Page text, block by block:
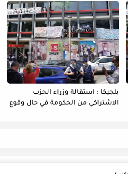
بلجيكا : استقالة وزراء الحزب
الاشتراكي من الحكومة في حال وقوع